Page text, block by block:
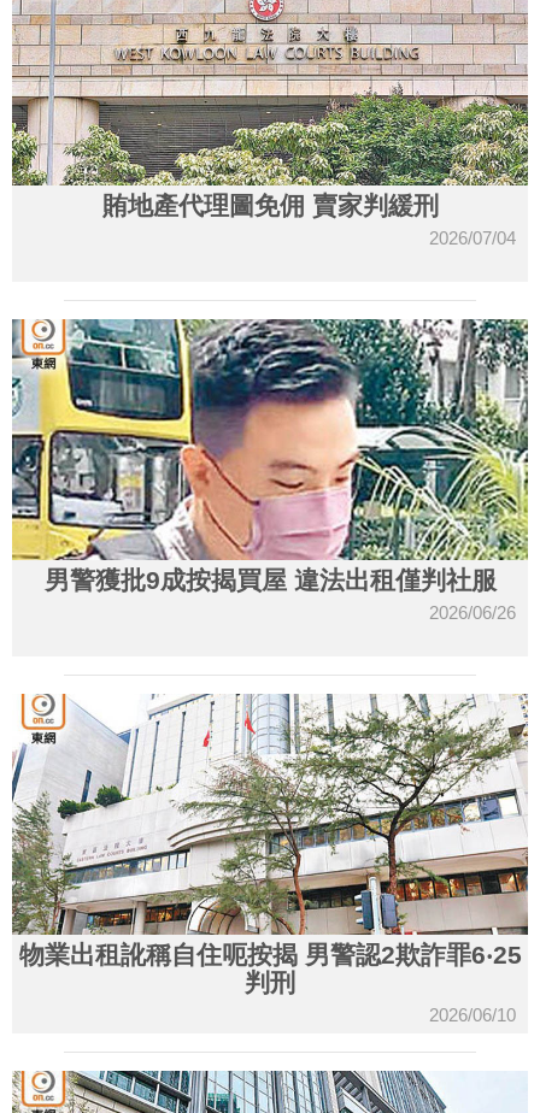
賄地產代理圖免佣 賣家判緩刑
2026/07/04
男警獲批9成按揭買屋 違法出租僅判社服
2026/06/26
物業出租訛稱自住呃按揭 男警認2欺詐罪6‧25
判刑
2026/06/10